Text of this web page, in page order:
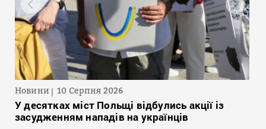
Новини 10 Серпня 2026
У десятках міст Польщі відбулись акції із
засудженням нападів на українців